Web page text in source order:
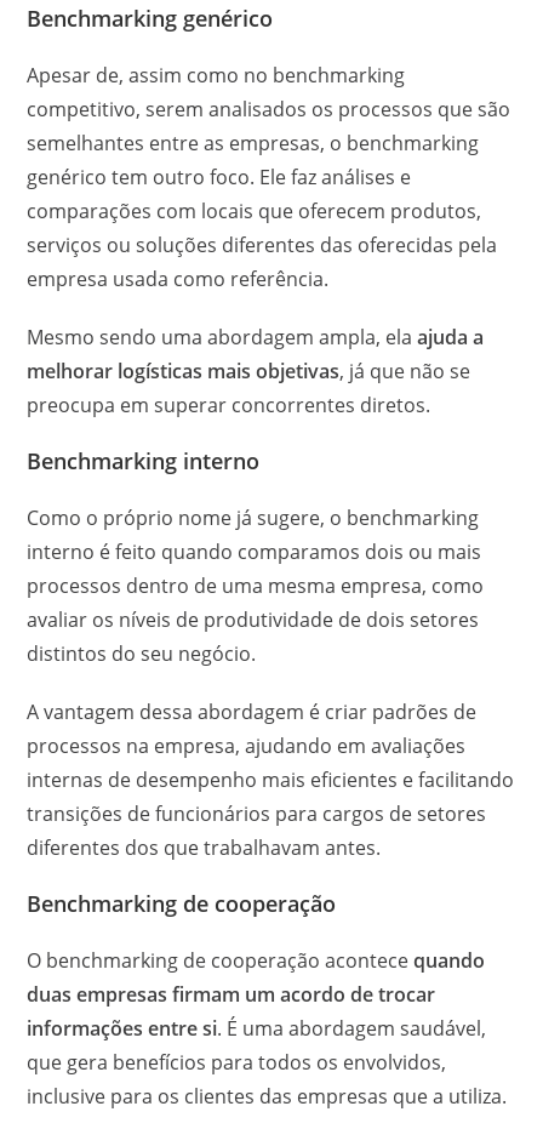
Benchmarking genérico
Apesar de, assim como no benchmarking
competitivo, serem analisados os processos que são
semelhantes entre as empresas, o benchmarking
genérico tem outro foco. Ele faz análises e
comparações com locais que oferecem produtos,
serviços ou soluções diferentes das oferecidas pela
empresa usada como referência.
Mesmo sendo uma abordagem ampla, elaajuda a
melhorar logísticas mais objetivas, já que não se
preocupa em superar concorrentes diretos.
Benchmarking interno
Como o próprio nome já sugere, o benchmarking
interno é feito quando comparamos dois ou mais
processos dentro de uma mesma empresa, como
avaliar os níveis de produtividade de dois setores
distintos do seu negócio.
A vantagem dessa abordagem é criar padrões de
processos na empresa, ajudando em avaliações
internas de desempenho mais eficientes e facilitando
transições de funcionários para cargos de setores
diferentes dos que trabalhavam antes.
Benchmarking de cooperação
O benchmarking de cooperação acontecequando
duas empresas firmam um acordo de trocar
informações entre si. É uma abordagem saudável,
que gera benefícios para todos os envolvidos,
inclusive para os clientes das empresas que a utiliza.